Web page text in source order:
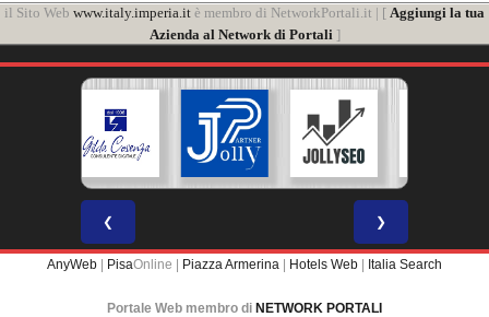
il Sito Web www.italy.imperia.it è membro di NetworkPortali.it | [ Aggiungi la tua
Azienda al Network di Portali]
❮ ❯
AnyWeb PisaOnline | Piazza Armerina Hotels Web Italia Search
Portale Web membro di NETWORK PORTALI